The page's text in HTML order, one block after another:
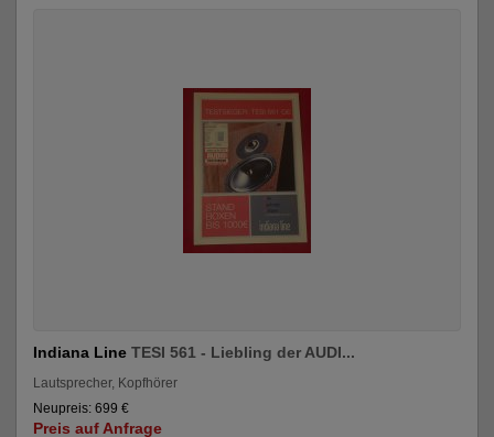
Indiana Line TESI 561 - Liebling der AUDI...
Lautsprecher, Kopfhörer
Neupreis: 699 €
Preis auf Anfrage